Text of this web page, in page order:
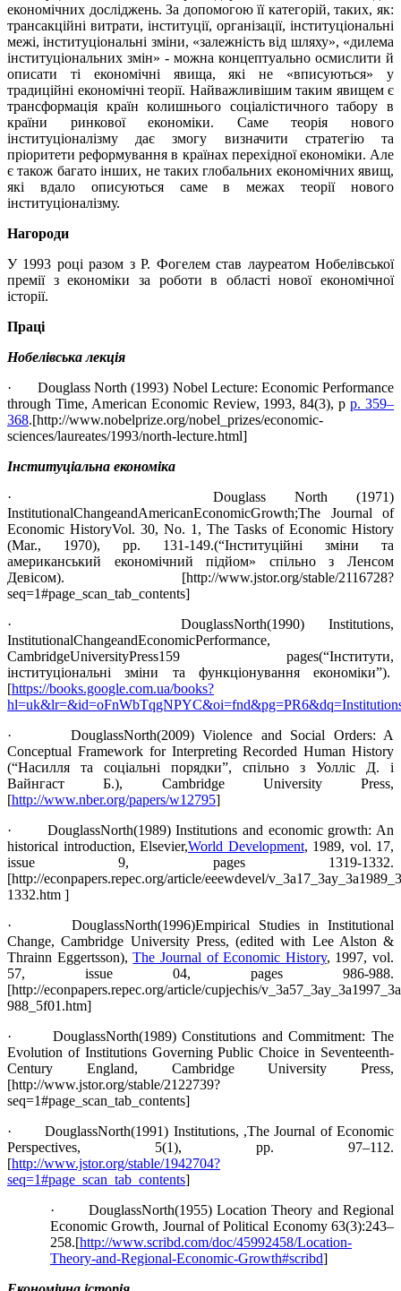
економічних досліджень. За допомогою її категорій, таких, як:
трансакційні витрати, інституції, організації, інституціональні
межі, інституціональні зміни, «залежність від шляху», «дилема
інституціональних змін» - можна концептуально осмислити й
описати ті економічні явища, які не «вписуються» у
традиційні економічні теорії. Найважливішим таким явищем є
трансформація країн колишнього соціалістичного табору в
країни ринкової економіки. Саме теорія нового
інституціоналізму дає змогу визначити стратегію та
пріоритети реформування в країнах перехідної економіки. Але
є також багато інших, не таких глобальних економічних явищ,
які вдало описуються саме в межах теорії нового
інституціоналізму.
Нагороди
У 1993 році разом з Р. Фогелем став лауреатом Нобелівської
премії з економіки за роботи в області нової економічної
історії.
Праці
Нобелівська лекція
· Douglass North (1993) Nobel Lecture: Economic Performance
through Time, American Economic Review, 1993, 84(3), pp. 359–
368.[http://www.nobelprize.org/nobel_prizes/economic-
sciences/laureates/1993/north-lecture.html]
Інституціальна економіка
· Douglass North (1971)
InstitutionalChangeandAmericanEconomicGrowth;The Journal of
Economic HistoryVol. 30, No. 1, The Tasks of Economic History
(Mar., 1970), pp. 131-149.(“Інституційні зміни та
американський економічний підйом» спільно з Ленсом
Девісом). [http://www.jstor.org/stable/2116728?
seq=1#page_scan_tab_contents]
· DouglassNorth(1990) Institutions,
InstitutionalChangeandEconomicPerformance,
CambridgeUniversityPress159 pages(“Інститути,
інституціональні зміни та функціонування економіки”).
[https://books.google.com.ua/books?
· DouglassNorth(2009) Violence and Social Orders: A
Conceptual Framework for Interpreting Recorded Human History
(“Насилля та соціальні порядки”, спільно з Уолліс Д. і
Вайнгаст Б.), Cambridge University Press,
[http://www.nber.org/papers/w12795]
· DouglassNorth(1989) Institutions and economic growth: An
historical introduction, Elsevier,World Development, 1989, vol. 17,
issue 9, pages 1319-1332.
[http://econpapers.repec.org/article/eeewdevel/
1332.htm ]
· DouglassNorth(1996)Empirical Studies in Institutional
Change, Cambridge University Press, (edited with Lee Alston &
Thrainn Eggertsson),The Journal of Economic History, 1997, vol.
57, issue 04, pages 986-988.
[http://econpapers.repec.org/article/cupjechis/
988_5f01.htm]
· DouglassNorth(1989) Constitutions and Commitment: The
Evolution of Institutions Governing Public Choice in Seventeenth-
Century England, Cambridge University Press,
[http://www.jstor.org/stable/2122739?
seq=1#page_scan_tab_contents]
· DouglassNorth(1991) Institutions, ,The Journal of Economic
Perspectives, 5(1), pp. 97–112.
[http://www.jstor.org/stable/1942704?
seq=1#page_scan_tab_contents]
· DouglassNorth(1955) Location Theory and Regional
Economic Growth, Journal of Political Economy 63(3):243–
258.[http://www.scribd.com/doc/45992458/Location-
Theory-and-Regional-Economic-Growth#scribd]